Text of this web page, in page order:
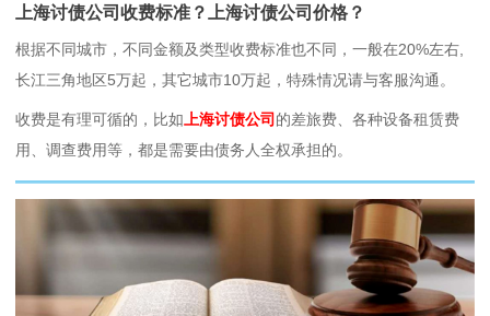
上海讨债公司收费标准？上海讨债公司价格？
根据不同城市，不同金额及类型收费标准也不同，一般在20%左右,
长江三角地区5万起，其它城市10万起，特殊情况请与客服沟通。
收费是有理可循的，比如上海讨债公司 的差旅费、各种设备租赁费
用、调查费用等，都是需要由债务人全权承担的。